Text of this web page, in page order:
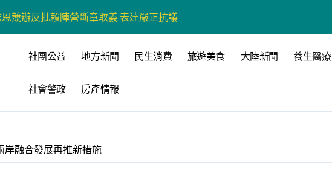
兩岸學生共營環保生態環境
線 打造數位選戰新平台 公開五大亮點
農文旅融合發展
載具條例互批 柯志恩：國民黨版才是「國防+產業」務實版
密碼 一座被時光偏愛的巴適小城
社團公益 地方新聞 民生消費 旅遊美食 大陸新聞 養生醫療
社會警政 房產情報
岸融合發展再推新措施